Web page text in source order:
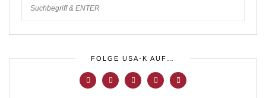
FOLGE USA-K AUF…